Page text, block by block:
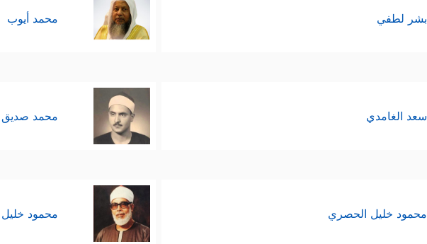
بشر لطفي محمد أيوب
سعد الغامدي محمد صديق
محمود خليل الحصري محمود